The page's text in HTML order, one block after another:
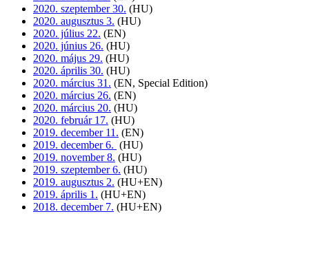
2020. szeptember 30. (HU)
2020. augusztus 3. (HU)
2020. július 22. (EN)
2020. június 26. (HU)
2020. május 29. (HU)
2020. április 30. (HU)
2020. március 31. (EN, Special Edition)
2020. március 26. (EN)
2020. március 20. (HU)
2020. február 17. (HU)
2019. december 11. (EN)
2019. december 6. (HU)
2019. november 8. (HU)
2019. szeptember 6. (HU)
2019. augusztus 2. (HU+EN)
2019. április 1. (HU+EN)
2018. december 7. (HU+EN)